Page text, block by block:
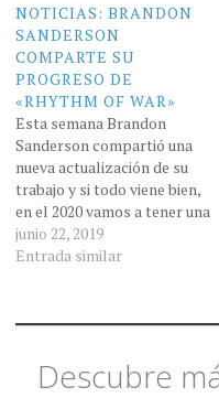
Archivo de la Tromentas",
"El ritmo de la guerra", se
publicara simultáneamente
en ingles y…
NOTICIAS: BRANDON
SANDERSON
COMPARTE SU
PROGRESO DE
«RHYTHM OF WAR»
Esta semana Brandon
Sanderson compartió una
nueva actualización de su
trabajo y si todo viene bien,
en el 2020 vamos a tener una
nueva entrega del Archivo
de las tormentas. Les dejo el
la novela, que (con 111.000
junio 22, 2019
Entrada similar
Descubre